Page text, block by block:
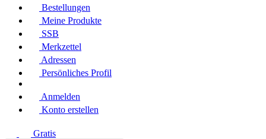
Bestellungen
Meine Produkte
SSB
Merkzettel
Adressen
Persönliches Profil
Anmelden
Konto erstellen
Gratis